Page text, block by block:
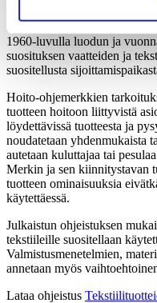
1960-luvulla luodun ja
suosituksen vaatteiden ja
suositellusta
Hoito-ohjemerkkien
tuotteen hoitoon liittyvistä
löydettävissä tuotteesta ja
noudatetaan yhdenmukaista
autetaan kuluttajaa tai
Merkin ja sen kiinnitystavan
tuotteen ominaisuuksia
käytettäessä.
Julkaistun ohjeistuksen
tekstiileille suositellaan
Valmistusmenetelmien,
annetaan myös
Lataa ohjeistus